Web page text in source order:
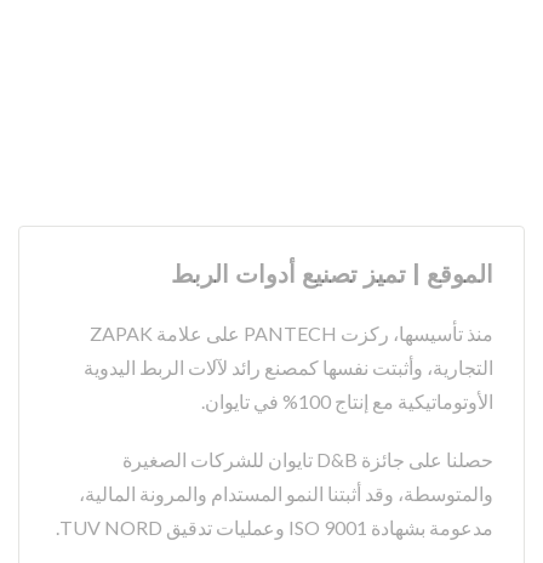
الموقع | تميز تصنيع أدوات الربط
منذ تأسيسها، ركزت PANTECH على علامة ZAPAK
التجارية، وأثبتت نفسها كمصنع رائد لآلات الربط اليدوية
الأوتوماتيكية مع إنتاج 100% في تايوان.
حصلنا على جائزة D&B تايوان للشركات الصغيرة
والمتوسطة، وقد أثبتنا النمو المستدام والمرونة المالية،
مدعومة بشهادة ISO 9001 وعمليات تدقيق TUV NORD.